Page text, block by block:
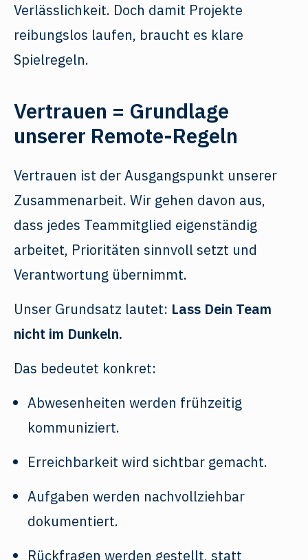
Verlässlichkeit. Doch damit Projekte
reibungslos laufen, braucht es klare
Spielregeln.
Vertrauen = Grundlage
unserer Remote-Regeln
Vertrauen ist der Ausgangspunkt unserer
Zusammenarbeit. Wir gehen davon aus,
dass jedes Teammitglied eigenständig
arbeitet, Prioritäten sinnvoll setzt und
Verantwortung übernimmt.
Unser Grundsatz lautet: Lass Dein Team
nicht im Dunkeln.
Das bedeutet konkret:
Abwesenheiten werden frühzeitig
kommuniziert.
Erreichbarkeit wird sichtbar gemacht.
Aufgaben werden nachvollziehbar
dokumentiert.
Rückfragen werden gestellt, statt